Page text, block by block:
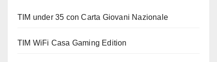
TIM under 35 con Carta Giovani Nazionale
TIM WiFi Casa Gaming Edition